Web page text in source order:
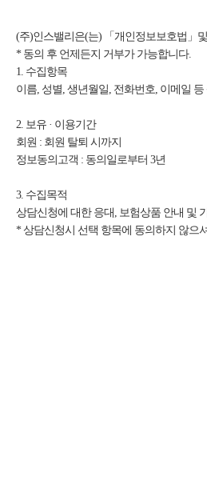
(주)인스밸리은(는) 「개인정보보호법」
* 동의 후 언제든지 거부가 가능합니다.
1. 수집항목
이름, 성별, 생년월일, 전화번호, 이메일
2. 보유 · 이용기간
회원 : 회원 탈퇴 시까지
정보동의고객 : 동의일로부터 3년
3. 수집목적
상담신청에 대한 응대, 보험상품 안내 및
* 상담신청시 선택 항목에 동의하지 않으